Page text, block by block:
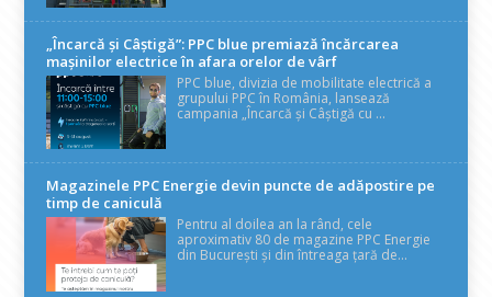
„Încarcă și Câștigă”: PPC blue premiază încărcarea
mașinilor electrice în afara orelor de vârf
PPC blue, divizia de mobilitate electrică a
grupului PPC în România, lansează
campania „Încarcă și Câștigă cu ...
Magazinele PPC Energie devin puncte de adăpostire pe
timp de caniculă
Pentru al doilea an la rând, cele
aproximativ 80 de magazine PPC Energie
din București și din întreaga țară de...